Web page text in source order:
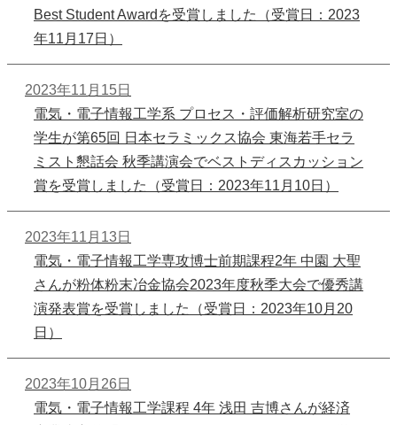
Best Student Awardを受賞しました（受賞日：2023
年11月17日）
2023年11月15日
電気・電子情報工学系 プロセス・評価解析研究室の
学生が第65回 日本セラミックス協会 東海若手セラ
ミスト懇話会 秋季講演会でベストディスカッション
賞を受賞しました（受賞日：2023年11月10日）
2023年11月13日
電気・電子情報工学専攻博士前期課程2年 中園 大聖
さんが粉体粉末冶金協会2023年度秋季大会で優秀講
演発表賞を受賞しました（受賞日：2023年10月20
日）
2023年10月26日
電気・電子情報工学課程 4年 浅田 吉博さんが経済